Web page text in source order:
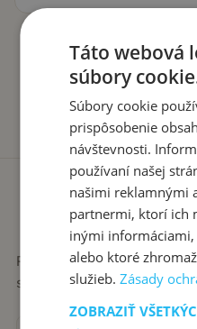
Recepty píše babka
slovenskej kuchyne, ktoré
Táto webová
súbory
Súbory cookie
prispôsobenie
návštevnosti.
používaní našej
našimi reklamnými
partnermi, ktorí ich
inými
alebo ktoré
služieb.Zásady
ZOBRAZIŤ